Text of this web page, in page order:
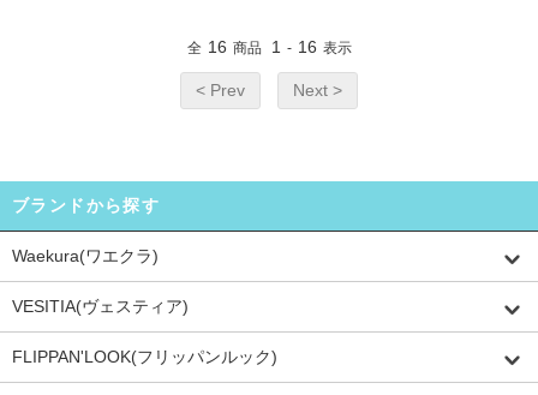
全 16 商品 1 - 16 表示
< Prev Next >
ブランドから探す
Waekura(ワエクラ)
VESITIA(ヴェスティア)
FLIPPAN'LOOK(フリッパンルック)